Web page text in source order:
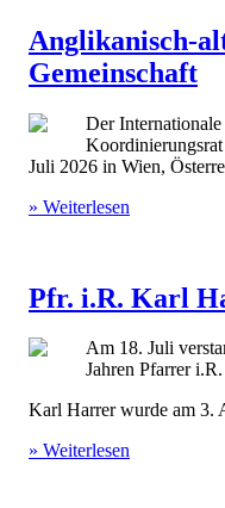
Anglikanisch-
Gemeinschaft
Der
Juli 2026 in Wien,
» Weiterlesen
Pfr. i.R. Karl
Am 18. Juli
Jahren Pfarrer
Karl Harrer wurde am
» Weiterlesen